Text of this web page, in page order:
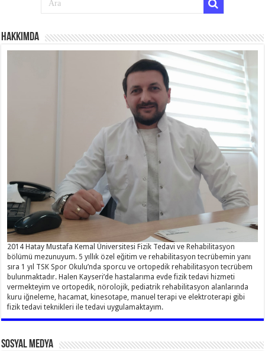
Hakkımda
2014 Hatay Mustafa Kemal Üniversitesi Fizik Tedavi ve Rehabilitasyon
bölümü mezunuyum. 5 yıllık özel eğitim ve rehabilitasyon tecrübemin yanı
sıra 1 yıl TSK Spor Okulu’nda sporcu ve ortopedik rehabilitasyon tecrübem
bulunmaktadır. Halen Kayseri’de hastalarıma evde fizik tedavi hizmeti
vermekteyim ve ortopedik, nörolojik, pediatrik rehabilitasyon alanlarında
kuru iğneleme, hacamat, kinesotape, manuel terapi ve elektroterapi gibi
fizik tedavi teknikleri ile tedavi uygulamaktayım.
Sosyal Medya